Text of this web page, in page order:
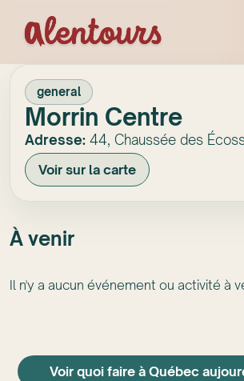
general
Morrin Centre
Adresse: 44, Chaussée des
Voir sur la carte
À venir
Il n'y a aucun événement ou activité à
Voir quoi faire à Québec